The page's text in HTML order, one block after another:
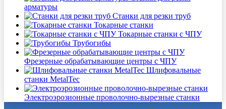
арматуры
Станки для резки труб
Токарные станки
Токарные станки с ЧПУ
Трубогибы
Фрезерные обрабатывающие центры с ЧПУ
Шлифовальные
станки MetalTec
Электроэрозионные проволочно-вырезные станки